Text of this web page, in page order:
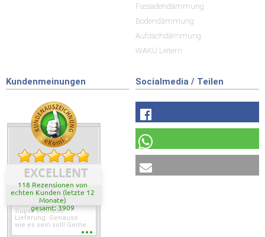
Fassadendämmung
Bodendämmung
Aufdachdämmung
WAKÜ Leitern
Kundenmeinungen
EXCELLENT
118 Rezensionen von
echten Kunden (letzte 12
Monate)
gesamt: 3909
Super schnelle
Lieferung. Genauso
wie es sein soll! Gerne
wieder wenn ich was
Socialmedia / Teilen